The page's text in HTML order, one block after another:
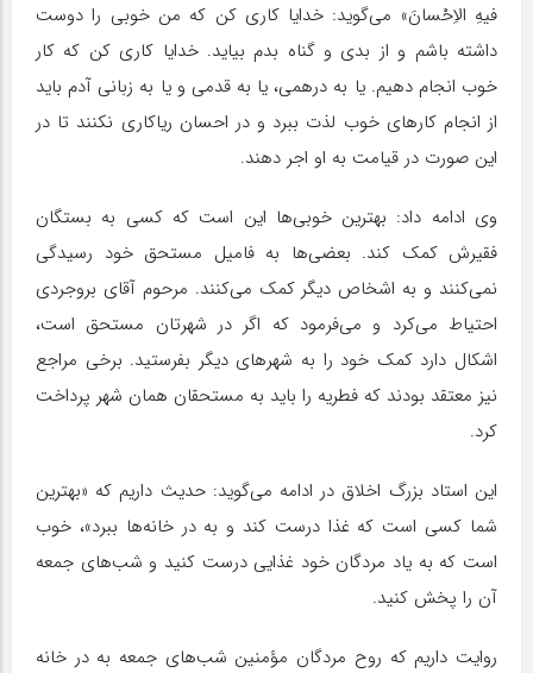
فیهِ الاِحْسانَ» می‌گوید: خدایا کاری کن که من خوبی را دوست
داشته باشم و از بدی و گناه بدم بیاید. خدایا کاری کن که کار
خوب انجام دهیم. یا به درهمی، یا به قدمی و یا به زبانی آدم باید
از انجام کارهای خوب لذت ببرد و در احسان ریاکاری نکنند تا در
این صورت در قیامت به او اجر دهند.
وی ادامه داد: بهترین خوبی‌ها این است که کسی به بستگان
فقیرش کمک کند. بعضی‌ها به فامیل مستحق خود رسیدگی
نمی‌کنند و به اشخاص دیگر کمک می‌کنند. مرحوم آقای بروجردی
احتیاط می‌کرد و می‌فرمود که اگر در شهرتان مستحق است،
اشکال دارد کمک خود را به شهرهای دیگر بفرستید. برخی مراجع
نیز معتقد بودند که فطریه را باید به مستحقان همان شهر پرداخت
کرد.
این استاد بزرگ اخلاق در ادامه می‌گوید: حدیث داریم که «بهترین
شما کسی است که غذا درست کند و به در خانه‌ها ببرد»، خوب
است که به یاد مردگان خود غذایی درست کنید و شب‌های جمعه
آن را پخش کنید.
روایت داریم که روح مردگان مؤمنین شب‌های جمعه به در خانه